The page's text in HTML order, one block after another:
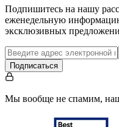
Подпишитесь на нашу
еженедельную
эксклюзивных
Подписаться
Мы вообще не спамим,